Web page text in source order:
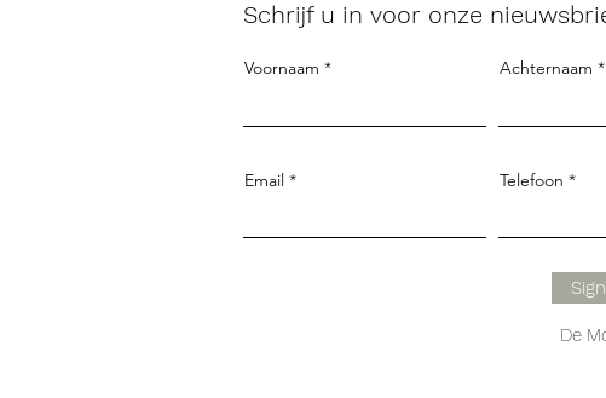
Schrijf u in voor onze
Voornaam Achternaam
Email Telefoon
De